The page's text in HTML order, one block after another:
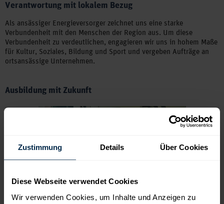
Zustimmung Details Über Cookies
Diese Webseite verwendet Cookies
Wir verwenden Cookies, um Inhalte und Anzeigen zu
Verantwortung mit lokalem Bezug
Als ansässiger Energieversorger zeichnet uns eine starke
Verbundenheit mit den Menschen der Region aus. Um diese
Verbundenheit zu verdeutlichen, engagieren wir uns in hohem Maße
für Kultur, Soziales, Bildung und Sport und vergeben Aufträge an
ortsansässige Unternehmen.
Ausbildung mit Zukunft